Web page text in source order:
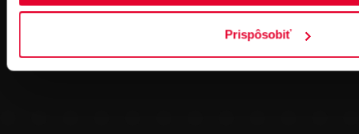
Prispôsobiť
na školenie